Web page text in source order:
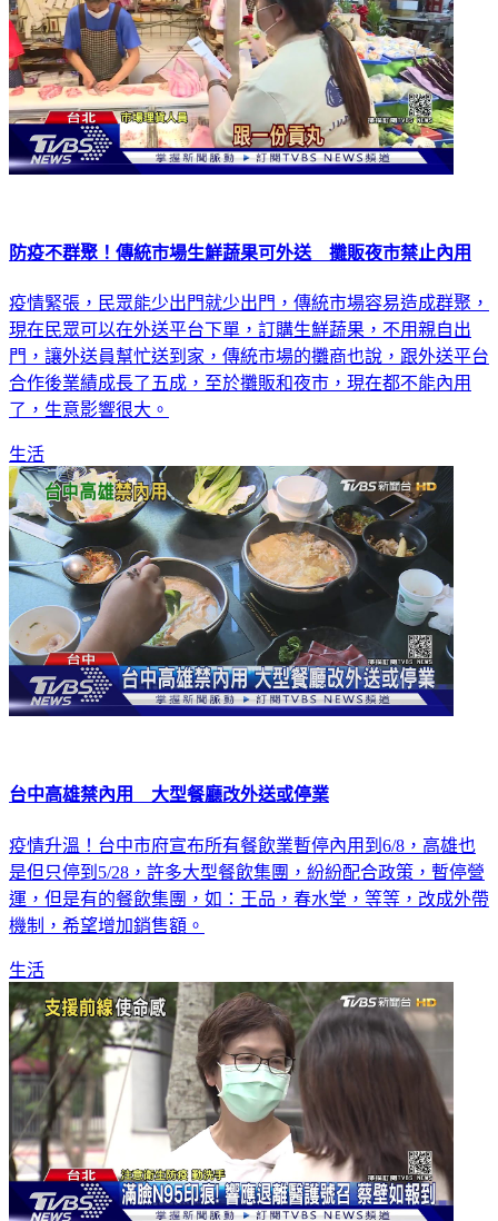
疫情緊張，民眾能少出門就少出門，傳統市場容易造成群聚，
現在民眾可以在外送平台下單，訂購生鮮蔬果，不用親自出
門，讓外送員幫忙送到家，傳統市場的攤商也說，跟外送平台
合作後業績成長了五成，至於攤販和夜市，現在都不能內用
生活
疫情升溫！台中市府宣布所有餐飲業暫停內用到6/8，高雄也
是但只停到5/28，許多大型餐飲集團，紛紛配合政策，暫停營
運，但是有的餐飲集團，如：王品，春水堂，等等，改成外帶
生活